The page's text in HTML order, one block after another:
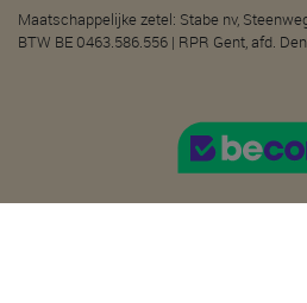
Maatschappelijke zetel: Stabe nv,
BTW BE 0463.586.556 | RPR Gent, afd.